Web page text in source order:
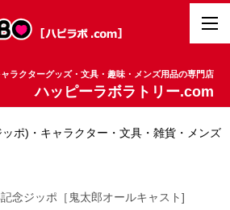
ラクターグッズ・文具・趣味・メンズ用品の専門店
ハッピーラボラトリー.com
ポ)・キャラクター・文具・雑貨・メンズ
念ジッポ［鬼太郎オールキャスト]